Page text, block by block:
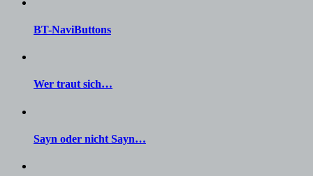
BT-NaviButtons
Wer traut sich…
Sayn oder nicht Sayn…